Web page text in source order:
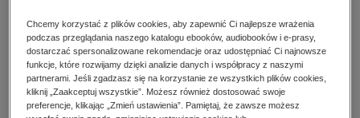
dzienniki
edukacja
hobby, sport, rozrywka
komputery, internet, technologie, informatyka
High-contrast mode
Polecane
Chcemy korzystać z plików cookies, aby zapewnić Ci najlepsze wrażenia
podczas przeglądania naszego katalogu ebooków, audiobooków i e-prasy,
dostarczać spersonalizowane rekomendacje oraz udostępniać Ci najnowsze
funkcje, które rozwijamy dzięki analizie danych i współpracy z naszymi
partnerami. Jeśli zgadzasz się na korzystanie ze wszystkich plików cookies,
kliknij „Zaakceptuj wszystkie”. Możesz również dostosować swoje
preferencje, klikając „Zmień ustawienia”. Pamiętaj, że zawsze możesz